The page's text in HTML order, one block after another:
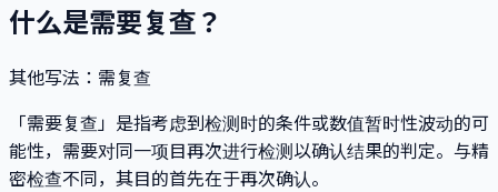
什么是需要复查？
其他写法 ： 需复查
「需要复查」是指考虑到检测时的条件或数值暂时性波动的可
能性，需要对同一项目再次进行检测以确认结果的判定。与精
密检查不同，其目的首先在于再次确认。